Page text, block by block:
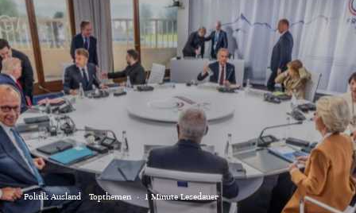
Politik Ausland Topthemen · 1 Minute Lesedauer